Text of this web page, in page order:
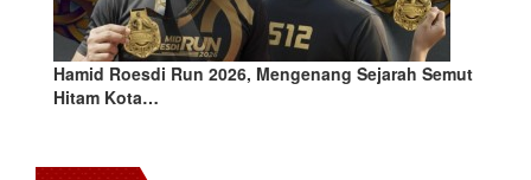
Hamid Roesdi Run 2026, Mengenang Sejarah Semut
Hitam Kota…